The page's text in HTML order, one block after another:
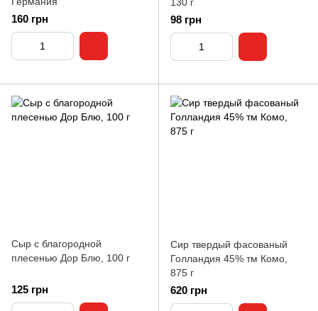
160 грн 98 грн
Сыр с благородной
плесенью Дор Блю, 100 г
125 грн
Сир твердый фасованый
Голландия 45% тм Комо,
875 г
620 грн